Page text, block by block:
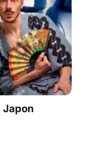
Japon